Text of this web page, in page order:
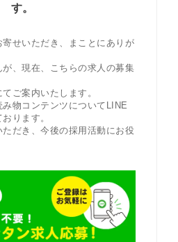
す。
せいただき、まことにありが
、現在、こちらの求人の募集
ご案内いたします。
物コンテンツについてLINE
ります。
だき、今後の採用活動にお役